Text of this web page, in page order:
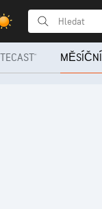
MĚSÍČNÍ